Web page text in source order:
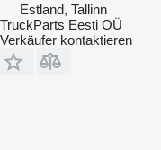
Estland, Tallinn
TruckParts Eesti OÜ
Verkäufer kontaktieren